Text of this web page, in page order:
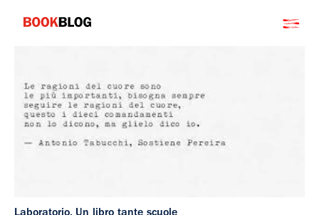
Bookblog